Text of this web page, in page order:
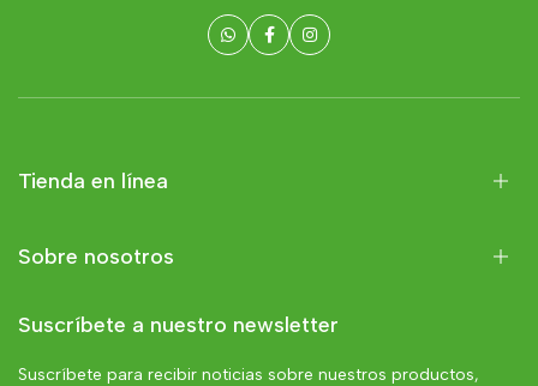
Tienda en línea
Sobre nosotros
Suscríbete a nuestro newsletter
Suscríbete para recibir noticias sobre nuestros productos,